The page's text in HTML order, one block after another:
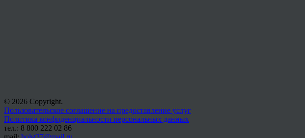
© 2026 Copyright.
Пользовательское соглашение на предоставление услуг
Политика конфиденциальности персональных данных
тел.: 8 800 222 02 86